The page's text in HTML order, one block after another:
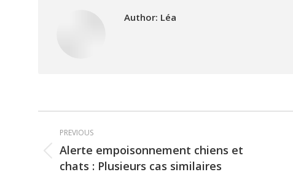
Author: Léa
Post
navigation
PREVIOUS
Previous
post:
Alerte empoisonnement chiens et
chats : Plusieurs cas similaires